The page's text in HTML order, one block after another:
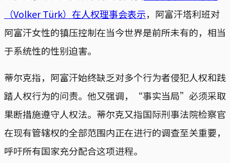
（Volker Türk）在人权理事会表示，阿富汗塔利班对
阿富汗女性的镇压控制在当今世界是前所未有的，相当
于系统性的性别迫害。
蒂尔克指，阿富汗始终缺乏对多个行为者侵犯人权和践
踏人权行为的问责。他又强调，“事实当局”必须采取
果断措施遵守人权法。蒂尔克又指国际刑事法院检察官
在现有管辖权的全部范围内正在进行的调查至关重要，
呼吁所有国家充分配合这项进程。